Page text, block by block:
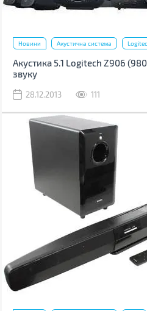
Новини Акустична система
Акустика 5.1 Logitech Z906
звуку
28.12.2013 111